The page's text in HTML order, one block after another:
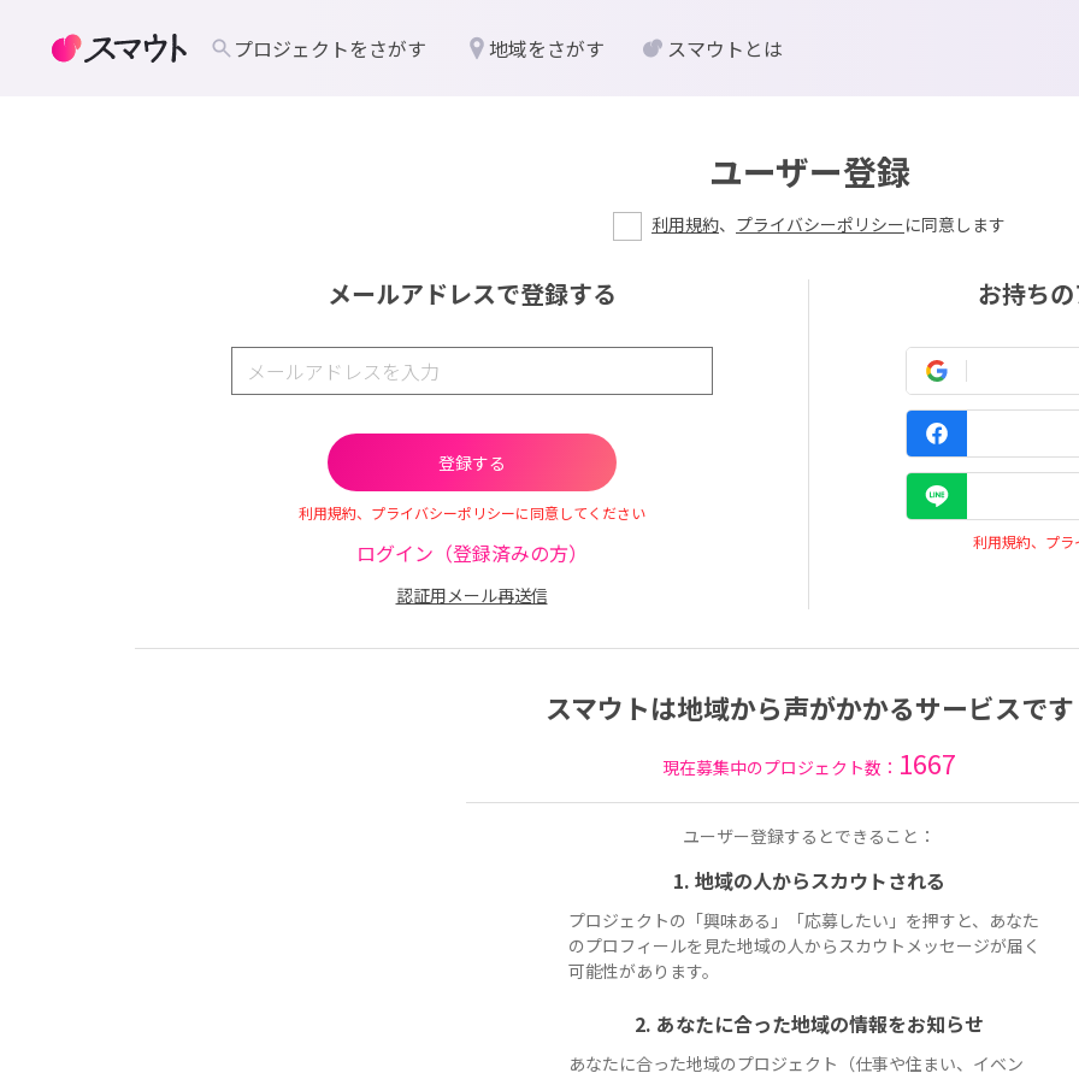
ユーザー登録
利用規約、 プライバシーポリシーに同意します
メールアドレスで登録する
利用規約、プライバシーポリシーに同意してください
ログイン（登録済みの方）
認証用メール再送信
お持ち
利用規約、プ
スマウトは地域から声がかかるサービスです
現在募集中のプロジェクト数： 1667
ユーザー登録するとできること：
1. 地域の人からスカウトされる
プロジェクトの「興味ある」「応募したい」を押すと、あなた
のプロフィールを見た地域の人からスカウトメッセージが届く
可能性があります。
2. あなたに合った地域の情報をお知らせ
あなたに合った地域のプロジェクト（仕事や住まい、イベン
プロジェクトをさがす 地域をさがす スマウトとは